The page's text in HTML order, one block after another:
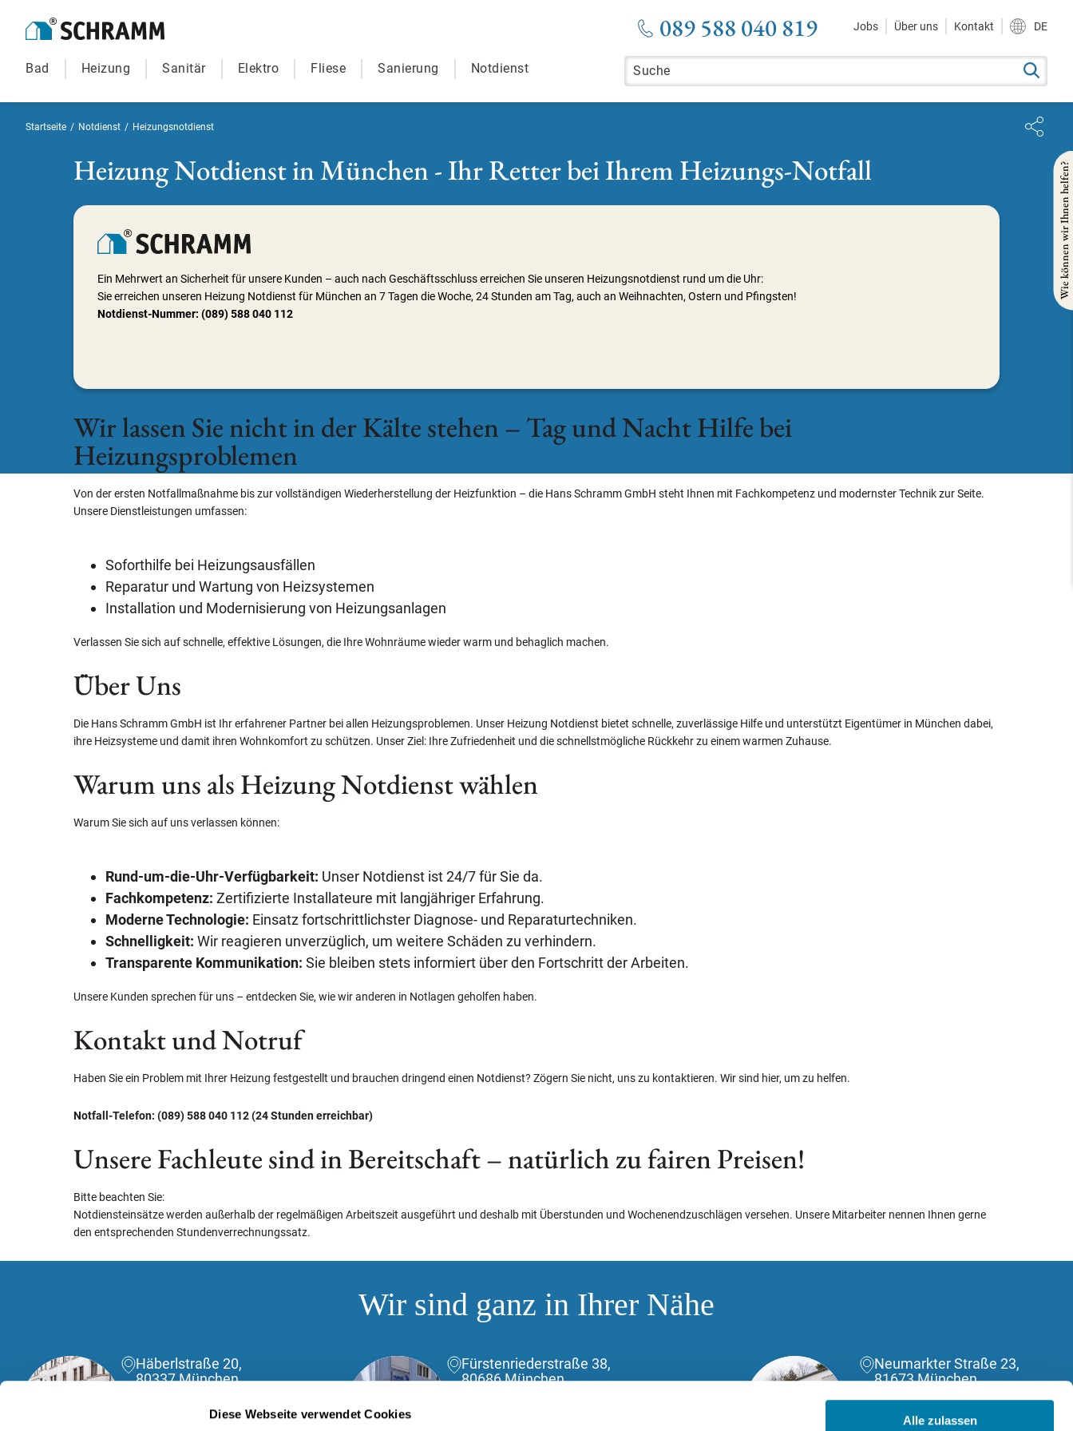
Diese Webseite verwendet Cookies Alle zulassen
089 588 040 819 Jobs Über uns Kontakt DE
Bad Heizung Sanitär Elektro Fliese Sanierung Notdienst
Startseite / Notdienst / Heizungsnotdienst
Heizung Notdienst in München - Ihr Retter bei Ihrem Heizungs-Notfall
Ein Mehrwert an Sicherheit für unsere Kunden – auch nach Geschäftsschluss erreichen Sie unseren Heizungsnotdienst rund um die Uhr:
Sie erreichen unseren Heizung Notdienst für München an 7 Tagen die Woche, 24 Stunden am Tag, auch an Weihnachten, Ostern und Pfingsten!
Notdienst-Nummer: (089) 588 040 112
Wir lassen Sie nicht in der Kälte stehen – Tag und Nacht Hilfe bei
Heizungsproblemen
Von der ersten Notfallmaßnahme bis zur vollständigen Wiederherstellung der Heizfunktion – die Hans Schramm GmbH steht Ihnen mit Fachkompetenz und modernster Technik zur Seite.
Unsere Dienstleistungen umfassen:
Soforthilfe bei Heizungsausfällen
Reparatur und Wartung von Heizsystemen
Installation und Modernisierung von Heizungsanlagen
Verlassen Sie sich auf schnelle, effektive Lösungen, die Ihre Wohnräume wieder warm und behaglich machen.
Über Uns
Die Hans Schramm GmbH ist Ihr erfahrener Partner bei allen Heizungsproblemen. Unser Heizung Notdienst bietet schnelle, zuverlässige Hilfe und unterstützt Eigentümer in München dabei,
ihre Heizsysteme und damit ihren Wohnkomfort zu schützen. Unser Ziel: Ihre Zufriedenheit und die schnellstmögliche Rückkehr zu einem warmen Zuhause.
Warum uns als Heizung Notdienst wählen
Warum Sie sich auf uns verlassen können:
Rund-um-die-Uhr-Verfügbarkeit: Unser Notdienst ist 24/7 für Sie da.
Fachkompetenz: Zertifizierte Installateure mit langjähriger Erfahrung.
Moderne Technologie: Einsatz fortschrittlichster Diagnose- und Reparaturtechniken.
Schnelligkeit: Wir reagieren unverzüglich, um weitere Schäden zu verhindern.
Transparente Kommunikation: Sie bleiben stets informiert über den Fortschritt der Arbeiten.
Unsere Kunden sprechen für uns – entdecken Sie, wie wir anderen in Notlagen geholfen haben.
Kontakt und Notruf
Haben Sie ein Problem mit Ihrer Heizung festgestellt und brauchen dringend einen Notdienst? Zögern Sie nicht, uns zu kontaktieren. Wir sind hier, um zu helfen.
Notfall-Telefon: (089) 588 040 112 (24 Stunden erreichbar)
Unsere Fachleute sind in Bereitschaft – natürlich zu fairen Preisen!
Bitte beachten Sie:
Notdiensteinsätze werden außerhalb der regelmäßigen Arbeitszeit ausgeführt und deshalb mit Überstunden und Wochenendzuschlägen versehen. Unsere Mitarbeiter nennen Ihnen gerne
den entsprechenden Stundenverrechnungssatz.
Wie können wir Ihnen helfen?
Wir sind ganz in Ihrer Nähe
Häberlstraße 20,
80337 München
(089) 588040120
Fürstenriederstraße 38,
80686 München
Neumarkter Straße 23,
81673 München